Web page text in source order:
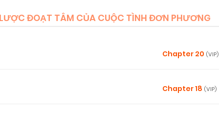
ĐOẠT TÂM CỦA CUỘC TÌNH ĐƠN PHƯƠNG
Chapter 20 (VIP)
Chapter 18 (VIP)